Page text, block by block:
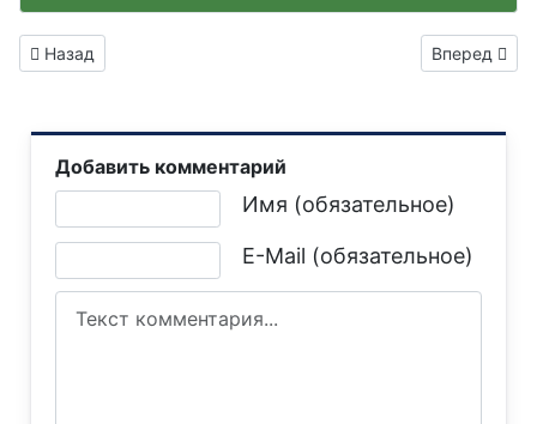
Предыдущий: Новые правила для договоров дарения
Назад Следующий:
Вперед
Добавить комментарий
Имя (обязательное)
E-Mail (обязательное)
Текст комментария